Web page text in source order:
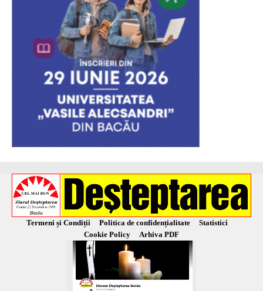
Termeni și Condiții Politica de confidențialitate
Statistici
Cookie Policy
Arhiva PDF